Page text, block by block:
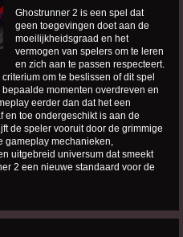
Ghostrunner 2 is een spel dat
geen toegevingen doet aan de
moeilijkheidsgraad en het
vermogen van spelers om te leren
en zich aan te passen respecteert.
om te beslissen of dit spel
momenten overdreven en
eerder dan dat het een
en toe ondergeschikt is aan de
de speler vooruit door de grimmige
gameplay mechanieken,
uitgebreid universum dat smeekt
2 een nieuwe standaard voor de